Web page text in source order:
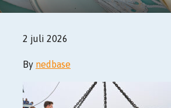
2 juli 2026
By nedbase